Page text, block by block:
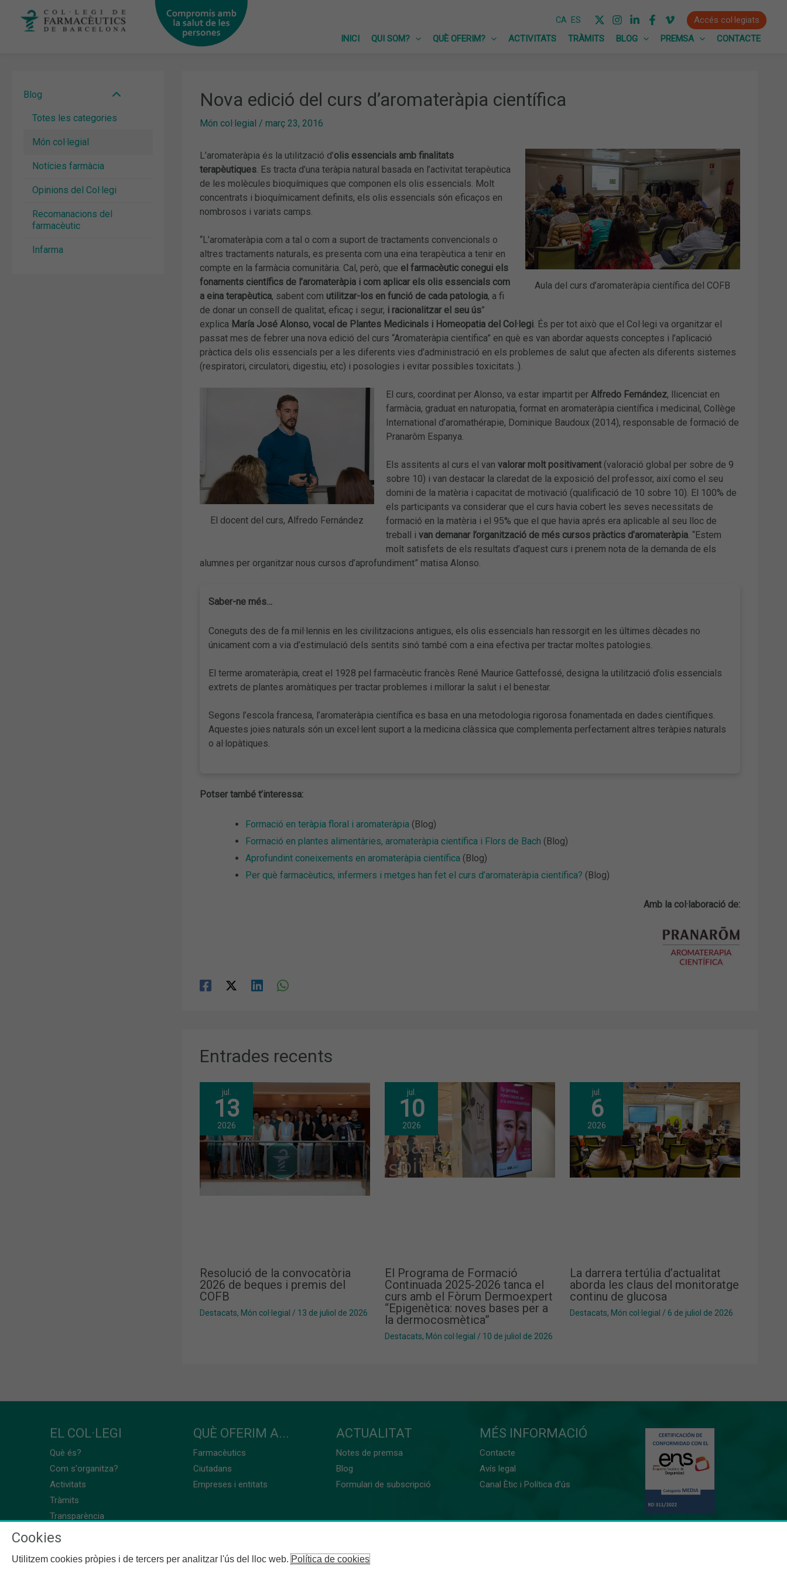
CA ES
Accés col·legiats
INICI
QUI SOM? QUÈ OFERIM? ACTIVITATS TRÀMITS BLOG PREMSA CONTACTE
Blog
Totes les categories
Món col·legial
Notícies farmàcia
Opinions del Col·legi
Recomanacions del
farmacèutic
Infarma
Nova edició del curs d’aromateràpia científica
Món col·legial / març 23, 2016
Aula del curs d’aromateràpia científica del COFB
L’aromateràpia és la utilització d’olis essencials amb finalitats
terapèutiques. Es tracta d’una teràpia natural basada en l’activitat terapèutica
de les molècules bioquímiques que componen els olis essencials. Molt
concentrats i bioquímicament definits, els olis essencials són eficaços en
nombrosos i variats camps.
“L’aromateràpia com a tal o com a suport de tractaments convencionals o
altres tractaments naturals, es presenta com una eina terapèutica a tenir en
compte en la farmàcia comunitària. Cal, però, que el farmacèutic conegui els
fonaments científics de l’aromateràpia i com aplicar els olis essencials com
a eina terapèutica, sabent com utilitzar-los en funció de cada patologia, a fi
de donar un consell de qualitat, eficaç i segur, i racionalitzar el seu ús”
explica María José Alonso, vocal de Plantes Medicinals i Homeopatia del Col·legi. És per tot això que el Col·legi va organitzar el
passat mes de febrer una nova edició del curs “Aromateràpia científica” en què es van abordar aquests conceptes i l’aplicació
pràctica dels olis essencials per a les diferents vies d’administració en els problemes de salut que afecten als diferents sistemes
(respiratori, circulatori, digestiu, etc) i posologies i evitar possibles toxicitats..).
El docent del curs, Alfredo Fernández
El curs, coordinat per Alonso, va estar impartit per Alfredo Fernández, llicenciat en
farmàcia, graduat en naturopatia, format en aromateràpia científica i medicinal, Collège
International d’aromathérapie, Dominique Baudoux (2014), responsable de formació de
Pranarôm Espanya.
Els assitents al curs el van valorar molt positivament (valoració global per sobre de 9
sobre 10) i van destacar la claredat de la exposició del professor, així como el seu
domini de la matèria i capacitat de motivació (qualificació de 10 sobre 10). El 100% de
els participants va considerar que el curs havia cobert les seves necessitats de
formació en la matèria i el 95% que el que havia aprés era aplicable al seu lloc de
treball i van demanar l’organització de més cursos pràctics d’aromateràpia. “Estem
molt satisfets de els resultats d’aquest curs i prenem nota de la demanda de els
alumnes per organitzar nous cursos d’aprofundiment” matisa Alonso.
Saber-ne més…
Coneguts des de fa mil·lennis en les civilitzacions antigues, els olis essencials han ressorgit en les últimes dècades no
únicament com a via d’estimulació dels sentits sinó també com a eina efectiva per tractar moltes patologies.
El terme aromateràpia, creat el 1928 pel farmacèutic francès René Maurice Gattefossé, designa la utilització d’olis essencials
extrets de plantes aromàtiques per tractar problemes i millorar la salut i el benestar.
Segons l’escola francesa, l’aromateràpia científica es basa en una metodologia rigorosa fonamentada en dades científiques.
Aquestes joies naturals són un excel·lent suport a la medicina clàssica que complementa perfectament altres teràpies naturals
o al·lopàtiques.
Potser també t’interessa:
Formació en teràpia floral i aromateràpia(Blog)
Formació en plantes alimentàries, aromateràpia científica i Flors de Bach (Blog)
Aprofundint coneixements en aromateràpia científica(Blog)
Per què farmacèutics, infermers i metges han fet el curs d’aromateràpia científica? (Blog)
Amb la col·laboració de:
Entrades recents
jul.
13
2026
Resolució de la convocatòria
2026 de beques i premis del
COFB
Destacats, Món col·legial / 13 de juliol de 2026
jul.
10
2026
El Programa de Formació
Continuada 2025-2026 tanca el
curs amb el Fòrum Dermoexpert
“Epigenètica: noves bases per a
la dermocosmètica”
Destacats, Món col·legial / 10 de juliol de 2026
jul.
6
2026
La darrera tertúlia d’actualitat
aborda les claus del monitoratge
continu de glucosa
Destacats, Món col·legial / 6 de juliol de 2026
EL COL·LEGI
Què és?
Com s'organitza?
Activitats
Tràmits
Transparència
QUÈ OFERIM A...
Farmacèutics
Ciutadans
Empreses i entitats
ACTUALITAT
Notes de premsa
Blog
Formulari de subscripció
MÉS INFORMACIÓ
Contacte
Avís legal
Canal Ètic i Política d’ús
Cookies
Utilitzem cookies pròpies i de tercers per analitzar l'ús del lloc web.Política de cookies